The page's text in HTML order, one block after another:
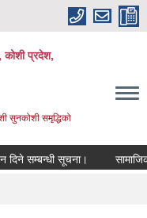
प्रदेश,
सुनकोशी समृद्धिको
सम्बन्धी सूचना। सामाजिक